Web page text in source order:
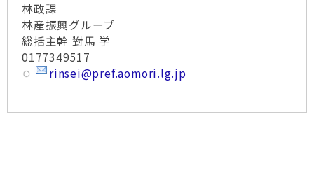
林政課
林産振興グループ
総括主幹 對馬 学
0177349517
rinsei@pref.aomori.lg.jp